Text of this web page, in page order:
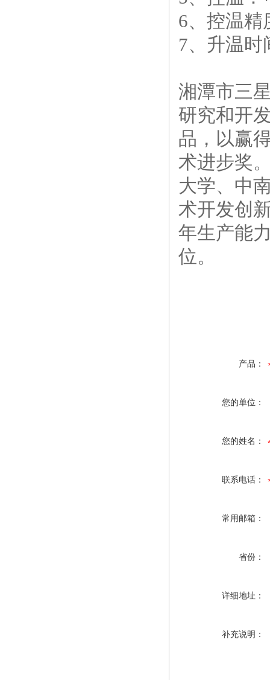
6、控温
7、升温
湘潭市三
研究和开
品，以赢
术进步奖
大学、中
术开发创
年生产能
位。
产品：
您的单位：
您的姓名：
联系电话：
常用邮箱：
省份：
详细地址：
补充说明：